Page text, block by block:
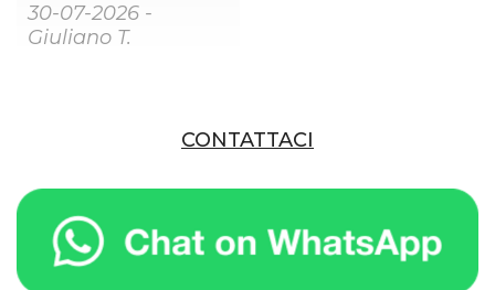
30-07-2026 -
Giuliano T.
CONTATTACI